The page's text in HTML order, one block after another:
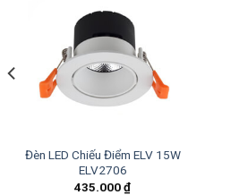
Đèn LED Chiếu Điểm ELV 15W
ELV2706
435.000₫